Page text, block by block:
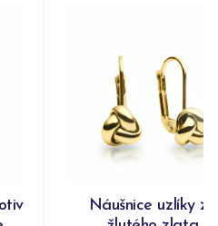
Náušnice uzlíky ze